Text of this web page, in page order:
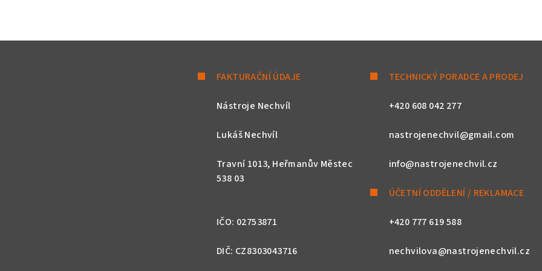
FAKTURAČNÍ ÚDAJE
Nástroje Nechvíl
Lukáš Nechvíl
Travní 1013, Heřmanův Městec
538 03
IČO: 02753871
DIČ: CZ8303043716
TECHNICKÝ PORADCE A PRODEJ
+420 608 042 277
nastrojenechvil@gmail.com
info@nastrojenechvil.cz
ÚČETNÍ ODDĚLENÍ / REKLAMACE
+420 777 619 588
nechvilova@nastrojenechvil.cz